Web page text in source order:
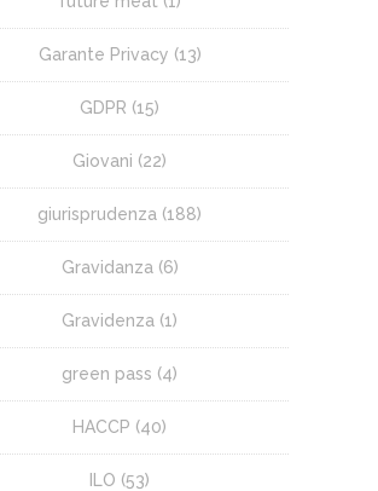
Garante Privacy (13)
GDPR (15)
Giovani (22)
giurisprudenza (188)
Gravidanza (6)
Gravidenza (1)
green pass (4)
HACCP (40)
ILO (53)